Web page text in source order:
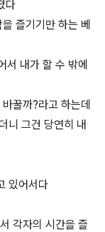
다
즐기기만 하는 베
서 내가 할 수 밖에
꿀까?라고 하는데
니 그건 당연히 내
있어서다
각자의 시간을 즐